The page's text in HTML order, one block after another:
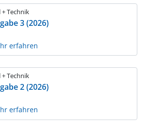
+ Technik
3 (2026)
erfahren
+ Technik
2 (2026)
erfahren